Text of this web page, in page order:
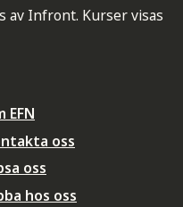
av Infront. Kurser visas
EFN
oss
oss
hos oss